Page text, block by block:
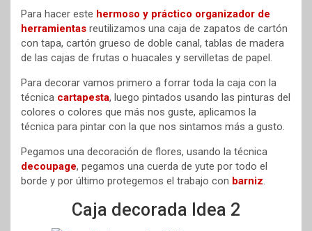
Para hacer este hermoso y práctico organizador de
herramientas reutilizamos una caja de zapatos de cartón
con tapa, cartón grueso de doble canal, tablas de madera
de las cajas de frutas o huacales y servilletas de papel.
Para decorar vamos primero a forrar toda la caja con la
técnica cartapesta, luego pintados usando las pinturas del
colores o colores que más nos guste, aplicamos la
técnica para pintar con la que nos sintamos más a gusto.
Pegamos una decoración de flores, usando la técnica
decoupage, pegamos una cuerda de yute por todo el
borde y por último protegemos el trabajo con barniz
Caja decorada Idea 2